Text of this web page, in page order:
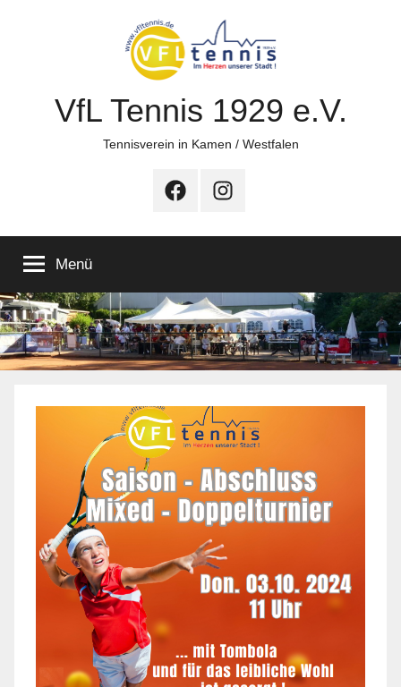
VfL Tennis 1929 e.V.
Tennisverein in Kamen / Westfalen
FacebookInstagram
Menü